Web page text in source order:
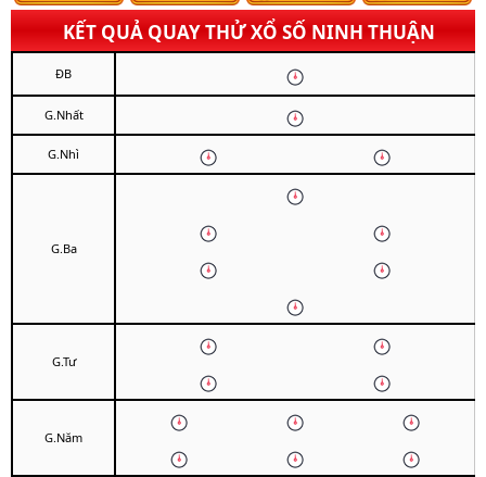
KẾT QUẢ QUAY THỬ XỔ SỐ NINH THUẬN
ĐB
G.Nhất
G.Nhì
G.Ba
G.Tư
G.Năm